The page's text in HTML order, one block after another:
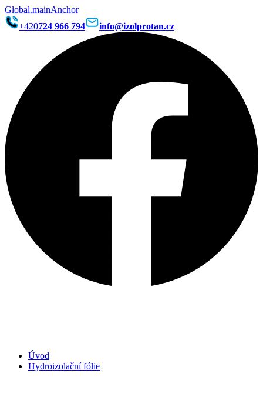
Global.mainAnchor
+420724 966 794 info@izolprotan.cz
Úvod
Hydroizolační fólie